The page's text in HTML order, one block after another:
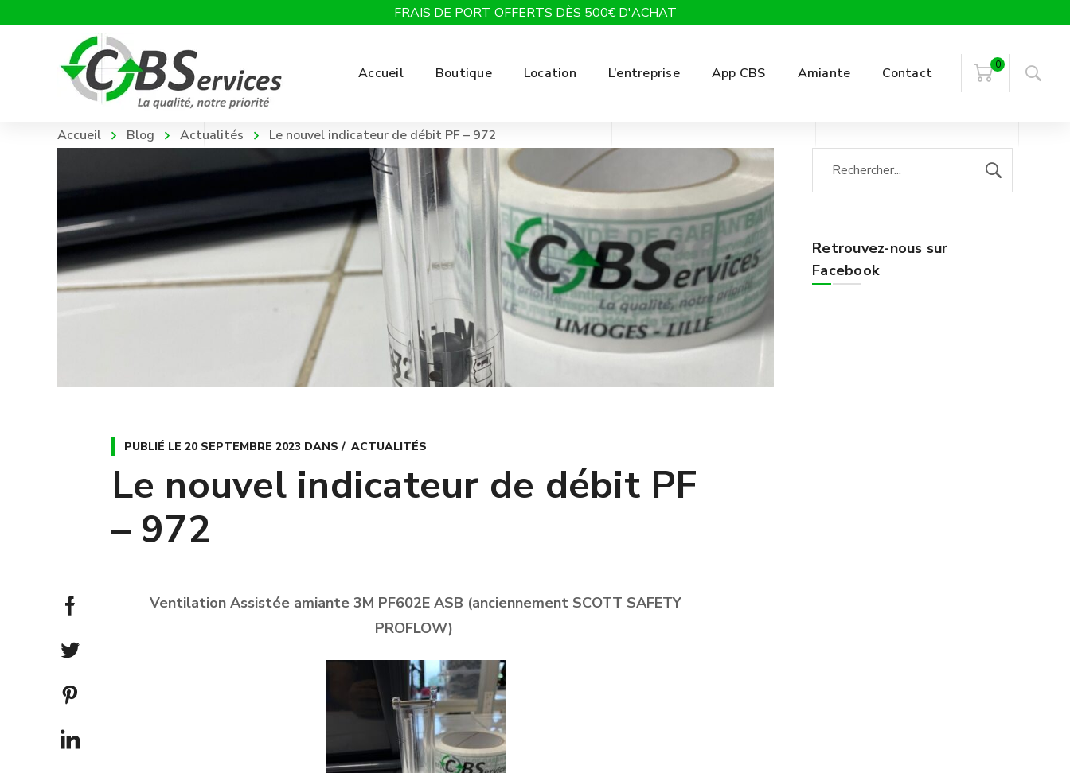
FRAIS DE PORT OFFERTS DÈS 500€ D'ACHAT
Accueil Boutique Location L’entreprise App CBS Amiante Contact 0
Accueil Blog Actualités Le nouvel indicateur de débit PF – 972
PUBLIÉ LE 20 SEPTEMBRE 2023 DANS ACTUALITÉS
Le nouvel indicateur de débit PF
– 972
Ventilation Assistée amiante 3M PF602E ASB (anciennement SCOTT SAFETY
PROFLOW)
Retrouvez-nous sur
Facebook